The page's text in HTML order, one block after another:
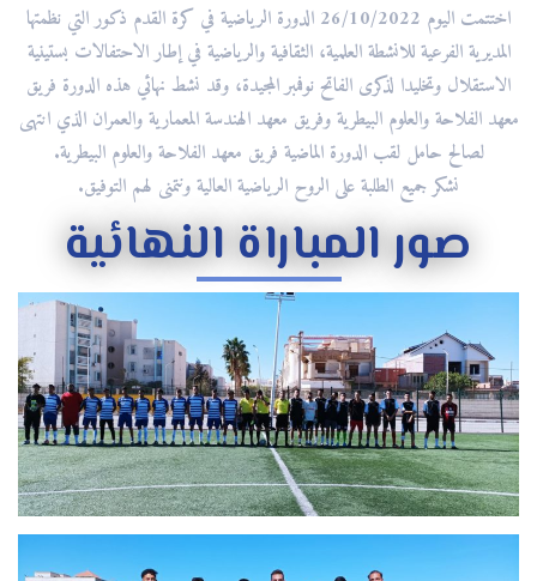
اختتمت اليوم 26/10/2022 الدورة الرياضية في كرة القدم ذكور التي نظمتها
المديرية الفرعية للانشطة العلمية، الثقافية والرياضية في إطار الاحتفالات بستينية
الاستقلال وتخليدا لذكرى الفاتح نوفمبر المجيدة، وقد نشط نهائي هذه الدورة فريق
معهد الفلاحة والعلوم البيطرية وفريق معهد الهندسة المعمارية والعمران الذي انتهى
لصالح حامل لقب الدورة الماضية فريق معهد الفلاحة والعلوم البيطرية.
نشكر جميع الطلبة على الروح الرياضية العالية ونتمنى لهم التوفيق.
صور المباراة النهائية